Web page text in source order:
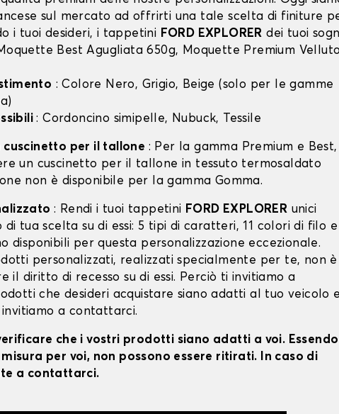
sul mercato ad offrirti una tale scelta di finiture
i tuoi desideri, i tappetini FORD EXPLORER dei tuoi
Best Agugliata 650g, Moquette Premium Velluto
: Colore Nero, Grigio, Beige (solo per le gamme
: Cordoncino simipelle, Nubuck, Tessile
cuscinetto per il tallone : Per la gamma Premium e Best,
un cuscinetto per il tallone in tessuto termosaldato
non è disponibile per la gamma Gomma.
: Rendi i tuoi tappetini FORD EXPLORER unici
tua scelta su di essi: 5 tipi di caratteri, 11 colori di filo e
disponibili per questa personalizzazione eccezionale.
personalizzati, realizzati specialmente per te, non è
il diritto di recesso su di essi. Perciò ti invitiamo a
che desideri acquistare siano adatti al tuo veicolo e
a contattarci.
che i vostri prodotti siano adatti a voi. Essendo
per voi, non possono essere ritirati. In caso di
a contattarci.